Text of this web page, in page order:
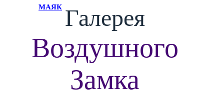
МАЯК Галерея
Воздушного
Замка